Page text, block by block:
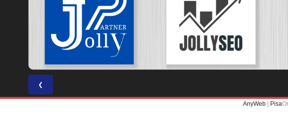
❮
AnyWeb | Pisa